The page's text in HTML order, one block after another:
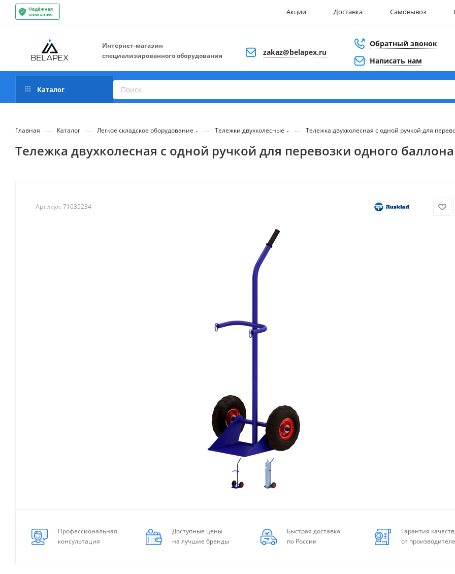
Акции Доставка Самовывоз
Интернет-магазин
специализированного оборудования
zakaz@belapex.ru
Обратный звонок
Написать нам
Каталог
Главная — Каталог — Легкое складское оборудование — Тележки двухколесные — Тележка двухколесная с одной ручкой для
Тележка двухколесная с одной ручкой для перевозки одного
Артикул: 71035234
Профессиональная
консультация
Доступные цены
на лучшие бренды
Быстрая доставка
по России
Гарантия
от